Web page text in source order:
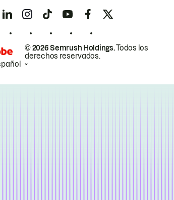
© 2026 Semrush Holdings.Todos los
derechos reservados.